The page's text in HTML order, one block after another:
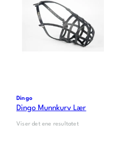
Dingo
Dingo Munnkurv Lær
Viser det ene resultatet